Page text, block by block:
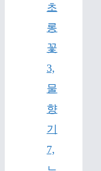
초
롱
꽃
3,
물
향
기
7,